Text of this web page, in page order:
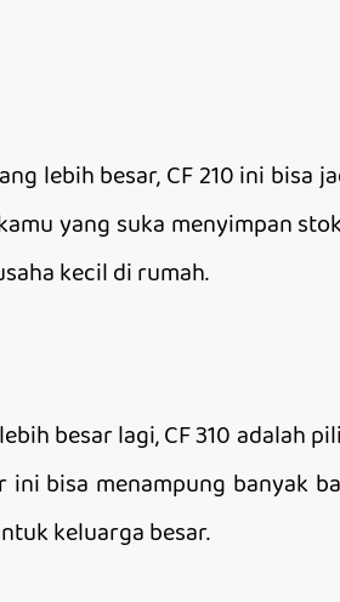
lebih besar, CF 210 ini bisa
yang suka menyimpan
kecil di rumah.
besar lagi, CF 310 adalah
bisa menampung banyak
keluarga besar.